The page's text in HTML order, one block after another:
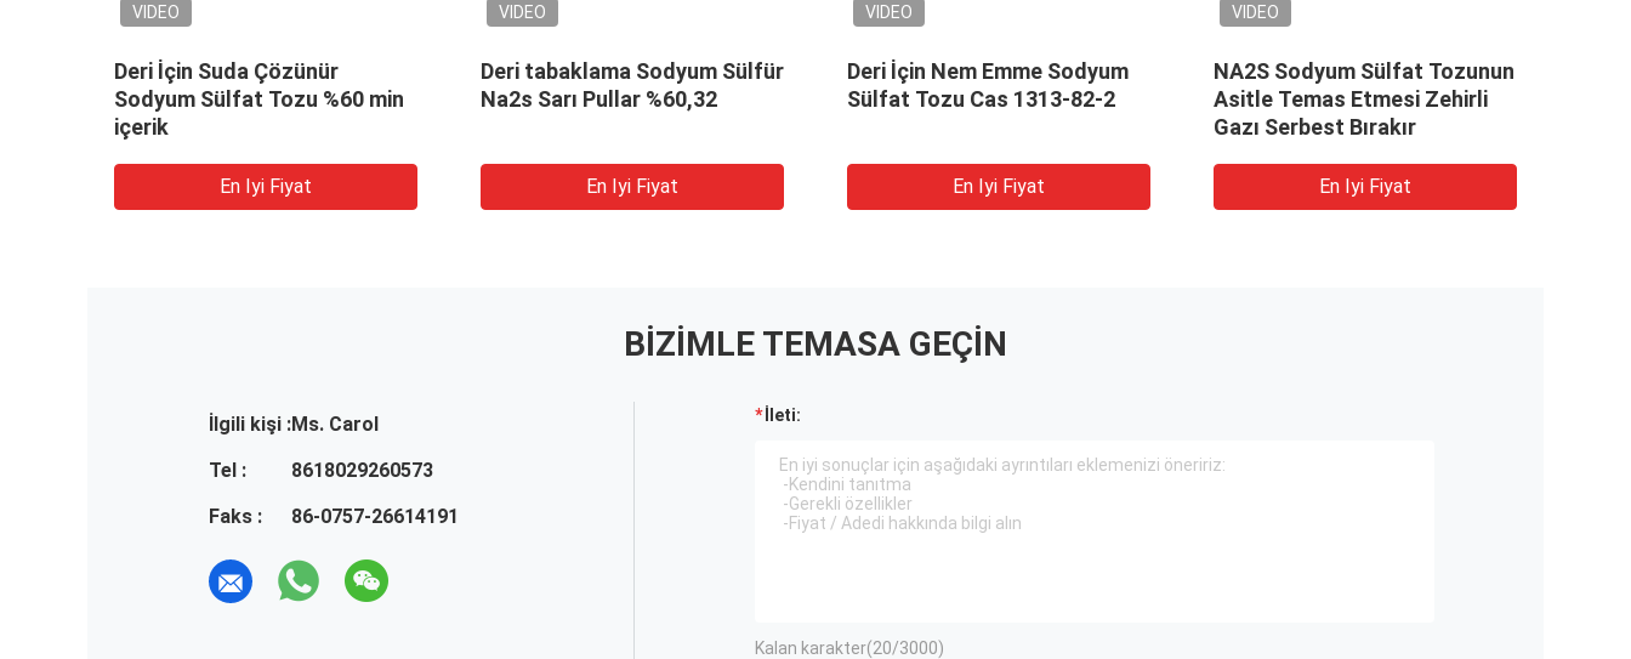
VIDEO
Deri İçin Suda Çözünür
Sodyum Sülfat Tozu %60 min
içerik
En Iyi Fiyat
VIDEO
Deri tabaklama Sodyum Sülfür
Na2s Sarı Pullar %60,32
En Iyi Fiyat
VIDEO
Deri İçin Nem Emme Sodyum
Sülfat Tozu Cas 1313-82-2
En Iyi Fiyat
VIDEO
NA2S Sodyum Sülfat Tozunun
Asitle Temas Etmesi Zehirli
Gazı Serbest Bırakır
En Iyi Fiyat
BIZIMLE TEMASA GEÇIN
İlgili kişi :Ms. Carol
Tel :
8618029260573
Faks :
86-0757-26614191
İleti:
Kalan karakter(20/3000)